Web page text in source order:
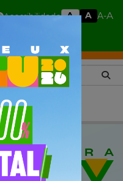
Acessibilidade A A A-A